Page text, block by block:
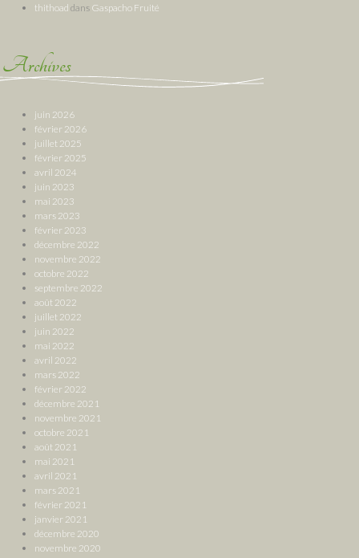
thithoad dans Gaspacho Fruité
Archives
juin 2026
février 2026
juillet 2025
février 2025
avril 2024
juin 2023
mai 2023
mars 2023
février 2023
décembre 2022
novembre 2022
octobre 2022
septembre 2022
août 2022
juillet 2022
juin 2022
mai 2022
avril 2022
mars 2022
février 2022
décembre 2021
novembre 2021
octobre 2021
août 2021
mai 2021
avril 2021
mars 2021
février 2021
janvier 2021
décembre 2020
novembre 2020